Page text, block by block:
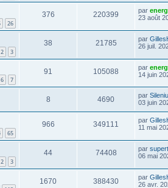
26
376 220399 par
23 août
2 3
38 21785 par
26 juil.
6 7
91 105088 par
14 juin
8 4690 par
03 juin
65
966 349111 par
11 mai
2 3
44 74408 par supert
06 mai
1670 388430 par
26 avr.